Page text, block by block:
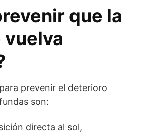
que la
vuelva
prevenir el deterioro
son:
directa al sol,